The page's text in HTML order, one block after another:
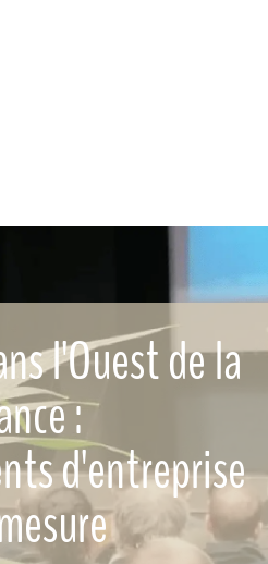
l'Ouest de la
:
d'entreprise